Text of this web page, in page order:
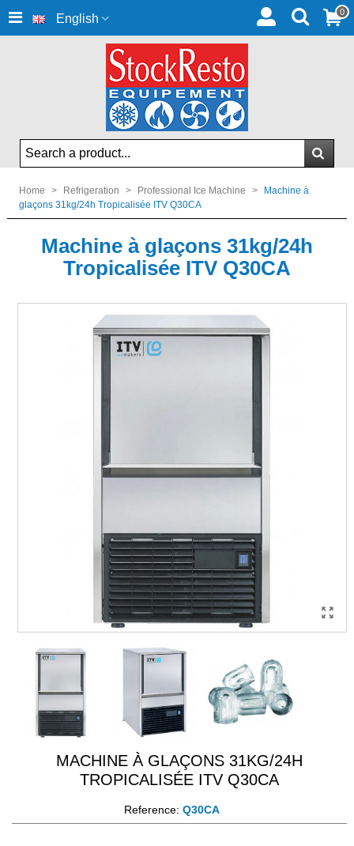
English 0
Home > Refrigeration > Professional Ice Machine >
Machine à
glaçons 31kg/24h Tropicalisée ITV Q30CA
Machine à glaçons 31kg/24h
Tropicalisée ITV Q30CA
MACHINE À GLAÇONS 31KG/24H
TROPICALISÉE ITV Q30CA
Reference: Q30CA